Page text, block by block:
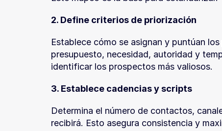
2. Define criterios de priorización
Establece cómo se asignan y puntúan
presupuesto, necesidad, autoridad y
identificar los prospectos más valiosos.
3. Establece cadencias y scripts
Determina el número de contactos,
recibirá. Esto asegura consistencia y